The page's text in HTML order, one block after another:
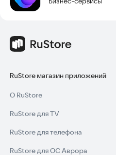
RuStore магазин приложений
О RuStore
RuStore для TV
RuStore для телефона
RuStore для ОС Аврора